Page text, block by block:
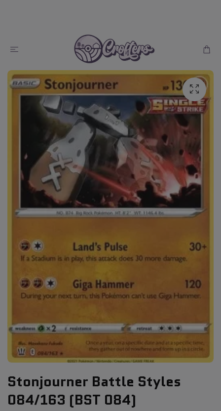
Stonjourner Battle Styles
084/163 (BST 084)